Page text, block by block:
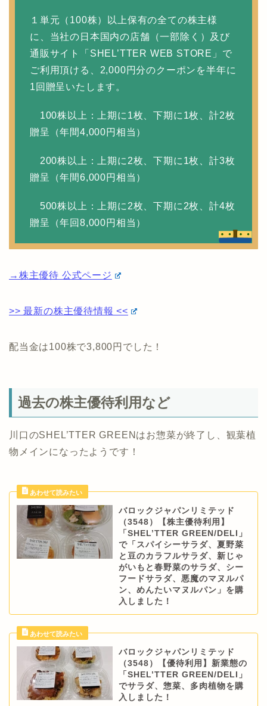
１単元（100株）以上保有の全ての株主様
に、当社の日本国内の店舗（一部除く）及び
通販サイト「SHEL’TTER WEB STORE」で
ご利用頂ける、2,000円分のクーポンを半年に
1回贈呈いたします。
100株以上：上期に1枚、下期に1枚、計2枚
贈呈（年間4,000円相当）
200株以上：上期に2枚、下期に1枚、計3枚
贈呈（年間6,000円相当）
500株以上：上期に2枚、下期に2枚、計4枚
贈呈（年回8,000円相当）
→株主優待 公式ページ
>> 最新の株主優待情報 <<
配当金は100株で3,800円でした！
過去の株主優待利用など
川口のSHEL’TTER GREENはお惣菜が終了し、観葉植
物メインになったようです！
バロックジャパンリミテッド
（3548）【株主優待利用】
「SHEL’TTER GREEN/DELI」
で「スパイシーサラダ、夏野菜
と豆のカラフルサラダ、新じゃ
がいもと春野菜のサラダ、シー
フードサラダ、悪魔のマヌルパ
ン、めんたいマヌルパン」を購
入しました！
バロックジャパンリミテッド
（3548）【優待利用】新業態の
「SHEL’TTER GREEN/DELI」
でサラダ、惣菜、多肉植物を購
入しました！